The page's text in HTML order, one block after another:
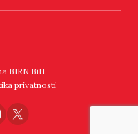
BIRN BiH.
privatnosti